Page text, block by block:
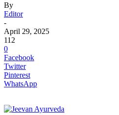
By
Editor
-
April 29, 2025
112
0
Facebook
Twitter
Pinterest
WhatsApp